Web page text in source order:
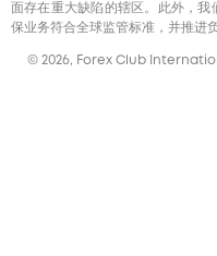
面存在重大缺陷的辖区。此外，
保业务符合全球监管标准，并推进
© 2026, Forex Club